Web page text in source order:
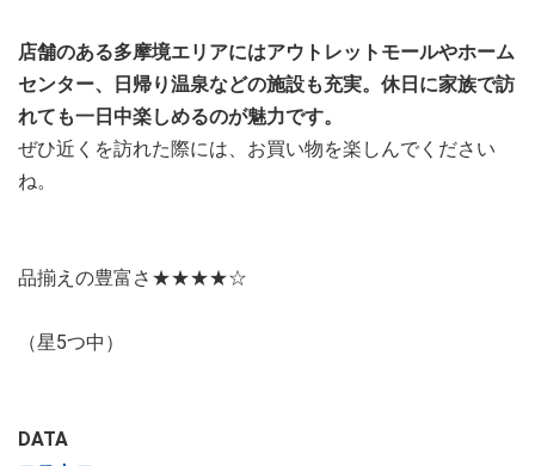
店舗のある多摩境エリアにはアウトレットモールやホーム
センター、日帰り温泉などの施設も充実。休日に家族で訪
れても一日中楽しめるのが魅力です。
ぜひ近くを訪れた際には、お買い物を楽しんでください
ね。
品揃えの豊富さ★★★★☆
（星5つ中）
DATA